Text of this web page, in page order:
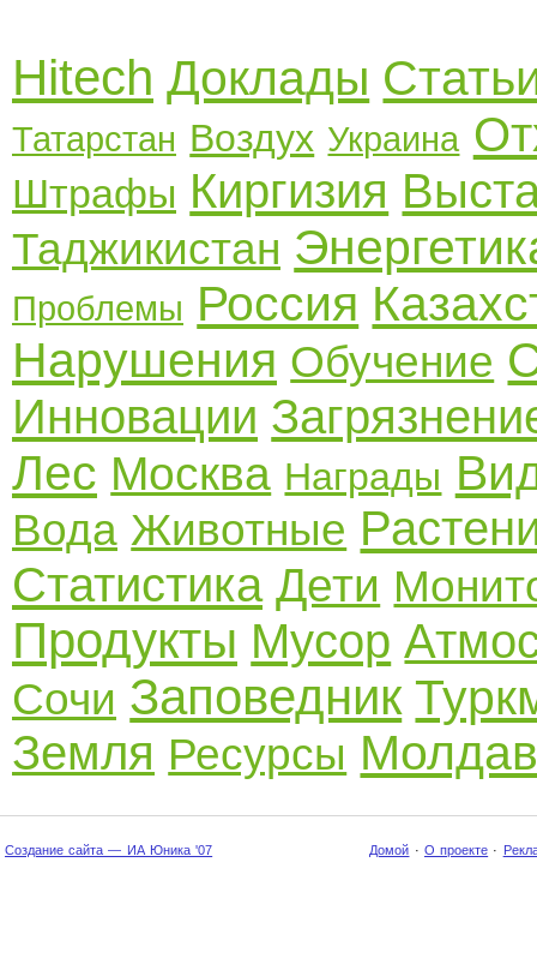
Hitech Доклады
Татарстан Воздух Украина
Штрафы Киргизия
Таджикистан
Проблемы Россия
Нарушения Обучение
Инновации
Лес Москва Награды
Вода Животные
Статистика Дети
Продукты Мусор
Сочи Заповедник
Земля Ресурсы
Создание сайта — ИА Юника '07 Домой · О проекте ·